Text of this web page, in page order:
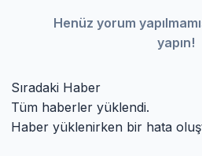
Henüz yorum
yapın!
Sıradaki Haber
Tüm haberler yüklendi.
Haber yüklenirken bir hata